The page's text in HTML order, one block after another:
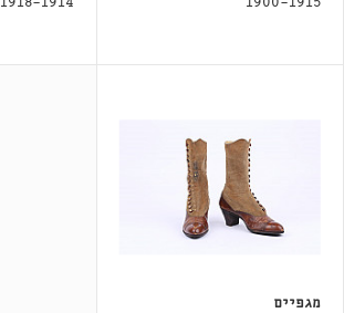
1900-1915
1918-1914
מגפיים